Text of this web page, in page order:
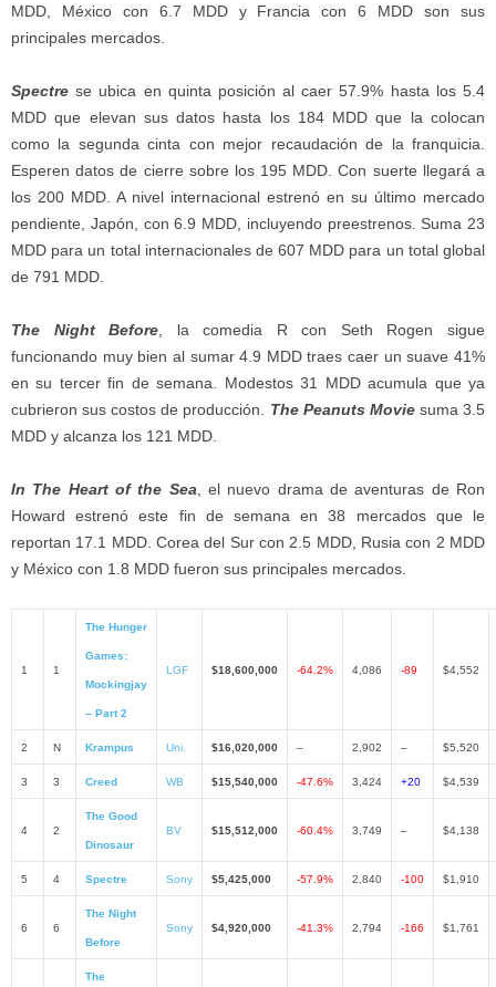
MDD, México con 6.7 MDD y Francia con 6 MDD son sus
principales mercados.
Spectre se ubica en quinta posición al caer 57.9% hasta los 5.4
MDD que elevan sus datos hasta los 184 MDD que la colocan
como la segunda cinta con mejor recaudación de la franquicia.
Esperen datos de cierre sobre los 195 MDD. Con suerte llegará a
los 200 MDD. A nivel internacional estrenó en su último mercado
pendiente, Japón, con 6.9 MDD, incluyendo preestrenos. Suma 23
MDD para un total internacionales de 607 MDD para un total global
de 791 MDD.
The Night Before , la comedia R con Seth Rogen sigue
funcionando muy bien al sumar 4.9 MDD traes caer un suave 41%
en su tercer fin de semana. Modestos 31 MDD acumula que ya
cubrieron sus costos de producción. The Peanuts Moviesuma 3.5
MDD y alcanza los 121 MDD.
In The Heart of the Sea , el nuevo drama de aventuras de Ron
Howard estrenó este fin de semana en 38 mercados que le
reportan 17.1 MDD. Corea del Sur con 2.5 MDD, Rusia con 2 MDD
y México con 1.8 MDD fueron sus principales mercados.
1 1
The Hunger
Games:
Mockingjay
– Part 2
LGF $18,600,000 -64.2% 4,086 -89 $4,552
2 N Krampus Uni. $16,020,000 – 2,902 – $5,520
3 3 Creed WB $15,540,000 -47.6% 3,424 +20 $4,539
4 2
The Good
Dinosaur
BV $15,512,000 -60.4% 3,749 – $4,138
5 4 Spectre Sony $5,425,000 -57.9% 2,840 -100 $1,910
6 6
The Night
Before
Sony $4,920,000 -41.3% 2,794 -166 $1,761
The